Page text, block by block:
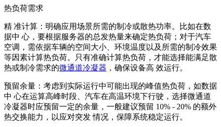
热负荷需求
精 准计算：明确应用场景所需的制冷或散热功率。比如在数
据中 心，要根据服务器的总发热量来确定热负荷；对于汽车
空调，需依据车辆的空间大小、环境温度以及所需的制冷效果
等因素计算热负荷。只有准确计算热负荷，才能选择能满足散
热或制冷需求的微通道冷凝器 ，确保设备高 效运行。
预留余量：考虑到实际运行中可能出现的峰值热负荷，如数据
中 心在运算高峰时段、汽车在高温环境下行驶，选择微通道
冷凝器时应预留一定的余量，一般建议预留 10% - 20% 的额外
热交换能力，以应对突发 情况，保障系统稳定运行。